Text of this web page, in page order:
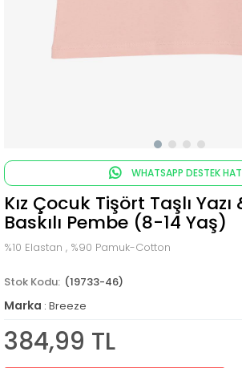
WHATSAPP DESTEK
Kız Çocuk Tişört Taşlı
Baskılı Pembe (8-14 Yaş)
%10 Elastan , %90 Pamuk-Cotton
(19733-46)
Marka : Breeze
384,99 TL